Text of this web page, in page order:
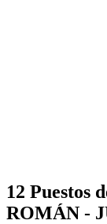
12 Puestos
ROMÁN -